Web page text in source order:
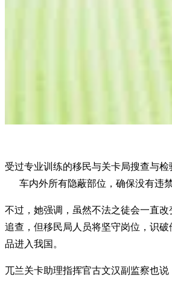
受过专业训练的移民与关卡局搜查与
车内外所有隐蔽部位，确保没有违
不过，她强调，虽然不法之徒会一直
追查，但移民局人员将坚守岗位，识
品进入我国。
兀兰关卡助理指挥官古文汉副监察也